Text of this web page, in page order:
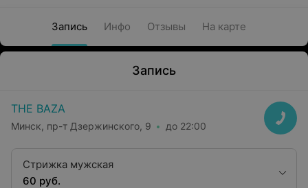
Запись Инфо Отзывы На карте
Запись
THE BAZA
Минск, пр-т Дзержинского, 9 до 22:00
Стрижка мужская
60 руб.